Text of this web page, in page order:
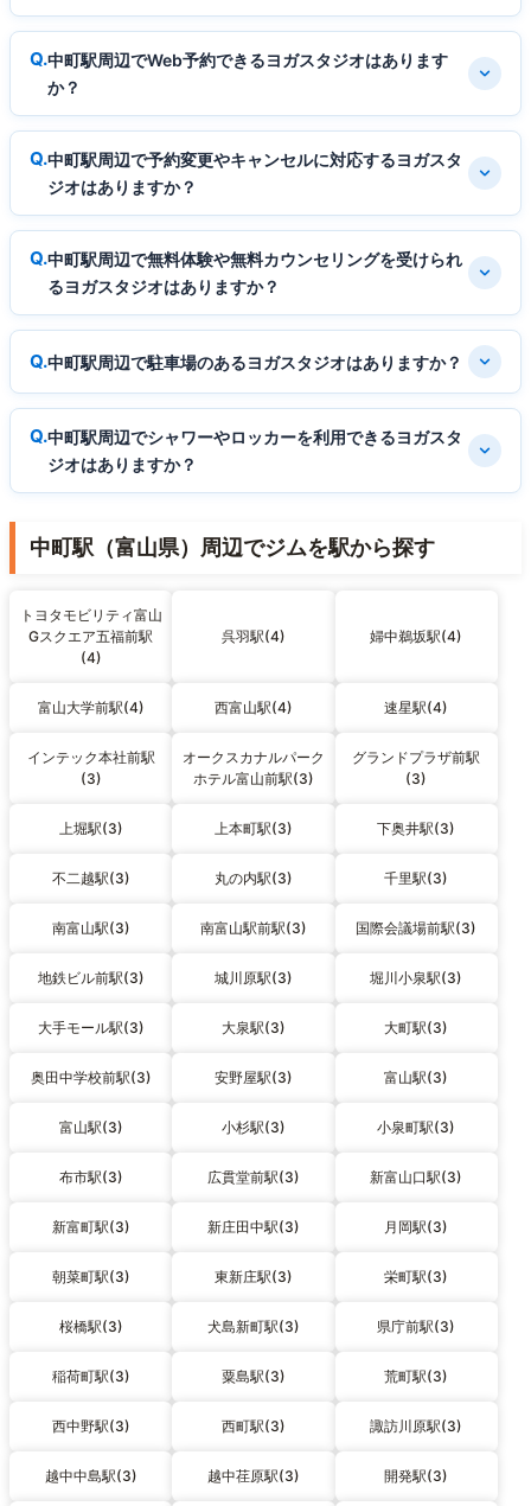
中町駅周辺でWeb予約できるヨガスタジオはあります
か？
中町駅周辺で予約変更やキャンセルに対応するヨガスタ
ジオはありますか？
中町駅周辺で無料体験や無料カウンセリングを受けられ
るヨガスタジオはありますか？
中町駅周辺で駐車場のあるヨガスタジオはありますか？
中町駅周辺でシャワーやロッカーを利用できるヨガスタ
ジオはありますか？
中町駅（富山県）周辺でジムを駅から探す
トヨタモビリティ富山
Gスクエア五福前駅
(4)
呉羽駅(4) 婦中鵜坂駅(4)
富山大学前駅(4) 西富山駅(4) 速星駅(4)
インテック本社前駅
(3)
オークスカナルパーク
ホテル富山前駅(3)
グランドプラザ前駅
(3)
上堀駅(3) 上本町駅(3) 下奥井駅(3)
不二越駅(3) 丸の内駅(3) 千里駅(3)
南富山駅(3) 南富山駅前駅(3) 国際会議場前駅(3)
地鉄ビル前駅(3) 城川原駅(3) 堀川小泉駅(3)
大手モール駅(3) 大泉駅(3) 大町駅(3)
奥田中学校前駅(3) 安野屋駅(3) 富山駅(3)
富山駅(3) 小杉駅(3) 小泉町駅(3)
布市駅(3) 広貫堂前駅(3) 新富山口駅(3)
新富町駅(3) 新庄田中駅(3) 月岡駅(3)
朝菜町駅(3) 東新庄駅(3) 栄町駅(3)
桜橋駅(3) 犬島新町駅(3) 県庁前駅(3)
稲荷町駅(3) 粟島駅(3) 荒町駅(3)
西中野駅(3) 西町駅(3) 諏訪川原駅(3)
越中中島駅(3) 越中荏原駅(3) 開発駅(3)